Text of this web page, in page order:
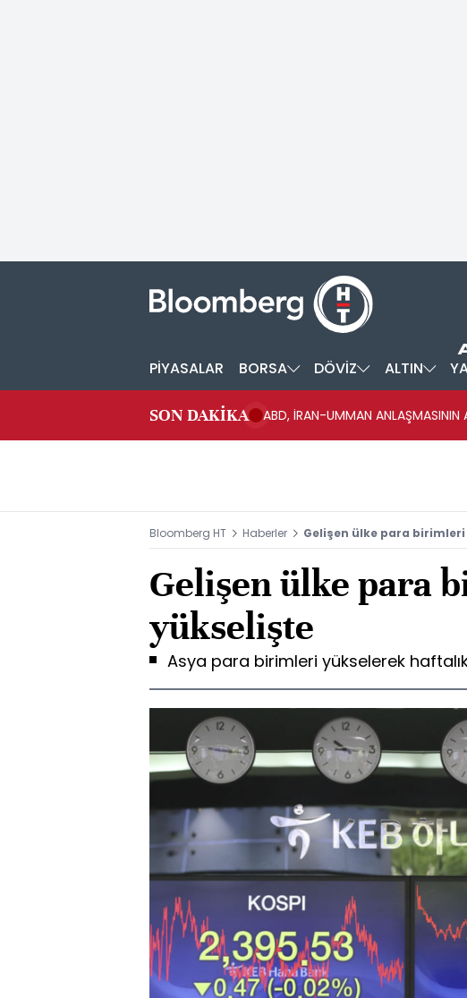
PİYASALAR BORSA DÖVİZ ALTIN
SON DAKİKA ABD, İRAN-UMMAN ANLAŞMASININ
Bloomberg HT Haberler Gelişen ülke para
Gelişen ülke para
yükselişte
Asya para birimleri yükselerek haftalık